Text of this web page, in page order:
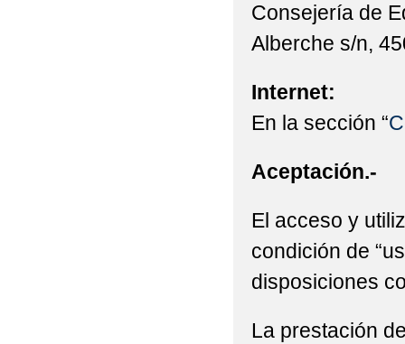
Consejería de
Alberche s/n,
Internet:
En la sección “
Aceptación.-
El acceso y
condición de
disposiciones
La prestación